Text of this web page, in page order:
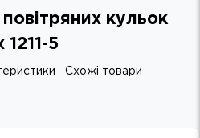
кульок
5
Схожі товари